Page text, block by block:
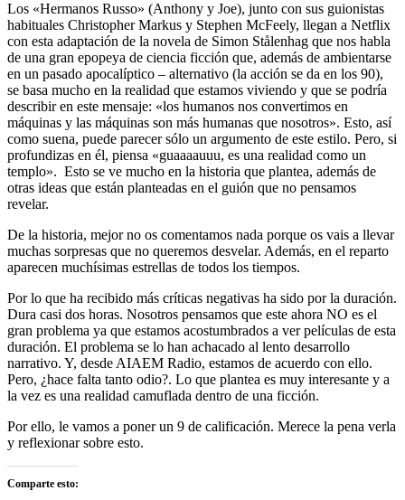
Los «Hermanos Russo» (Anthony y Joe), junto con sus guionistas
habituales Christopher Markus y Stephen McFeely, llegan a Netflix
con esta adaptación de la novela de Simon Stålenhag que nos habla
de una gran epopeya de ciencia ficción que, además de ambientarse
en un pasado apocalíptico – alternativo (la acción se da en los 90),
se basa mucho en la realidad que estamos viviendo y que se podría
describir en este mensaje: «los humanos nos convertimos en
máquinas y las máquinas son más humanas que nosotros». Esto, así
como suena, puede parecer sólo un argumento de este estilo. Pero, si
profundizas en él, piensa «guaaaauuu, es una realidad como un
templo». Esto se ve mucho en la historia que plantea, además de
otras ideas que están planteadas en el guión que no pensamos
revelar.
De la historia, mejor no os comentamos nada porque os vais a llevar
muchas sorpresas que no queremos desvelar. Además, en el reparto
aparecen muchísimas estrellas de todos los tiempos.
Por lo que ha recibido más críticas negativas ha sido por la duración.
Dura casi dos horas. Nosotros pensamos que este ahora NO es el
gran problema ya que estamos acostumbrados a ver películas de esta
duración. El problema se lo han achacado al lento desarrollo
narrativo. Y, desde AIAEM Radio, estamos de acuerdo con ello.
Pero, ¿hace falta tanto odio?. Lo que plantea es muy interesante y a
la vez es una realidad camuflada dentro de una ficción.
Por ello, le vamos a poner un 9 de calificación. Merece la pena verla
y reflexionar sobre esto.
Comparte esto: